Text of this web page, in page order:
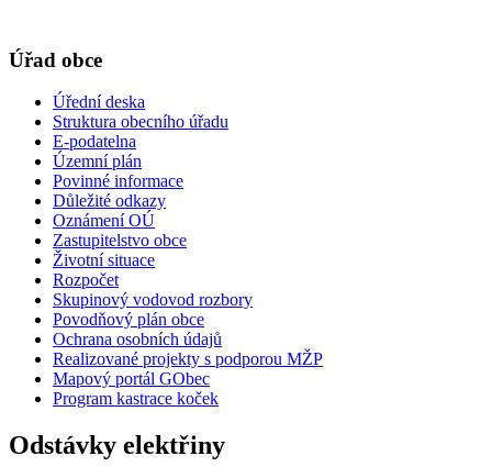
Úřad obce
Úřední deska
Struktura obecního úřadu
E-podatelna
Územní plán
Povinné informace
Důležité odkazy
Oznámení OÚ
Zastupitelstvo obce
Životní situace
Rozpočet
Skupinový vodovod rozbory
Povodňový plán obce
Ochrana osobních údajů
Realizované projekty s podporou MŽP
Mapový portál GObec
Program kastrace koček
Odstávky elektřiny